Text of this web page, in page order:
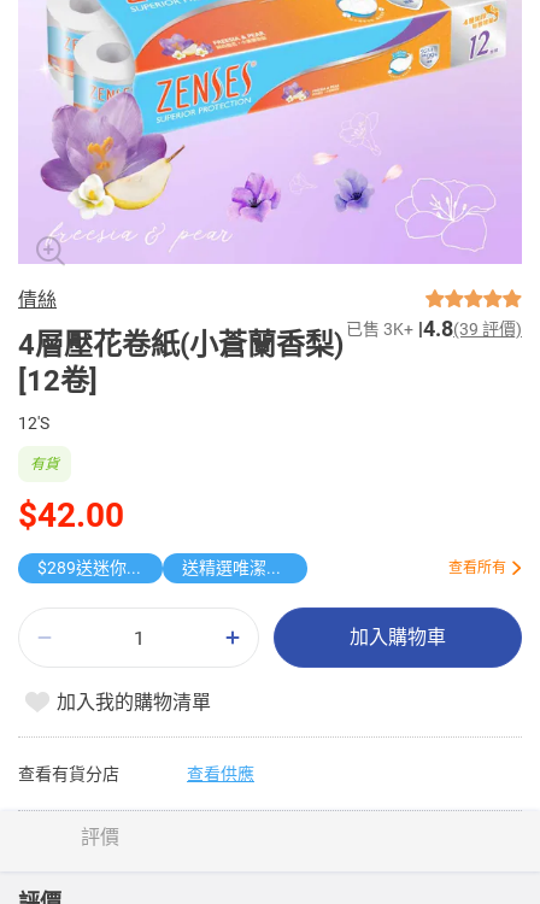
倩絲
4層壓花卷紙(小蒼蘭香梨)
[12卷]
已售 3K+ 4.8(39 評價)
12'S
$42.00
有貨
$289送迷你鎖匙扣相機 送精選唯潔雅原箱紙品 查看所有
加入購物車
加入我的購物清單
查看有貨分店 查看供應
評價